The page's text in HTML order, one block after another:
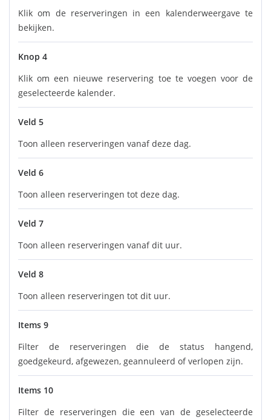
Klik om de reserveringen in een kalenderweergave te
bekijken.
Knop 4
Klik om een nieuwe reservering toe te voegen voor de
geselecteerde kalender.
Veld 5
Toon alleen reserveringen vanaf deze dag.
Veld 6
Toon alleen reserveringen tot deze dag.
Veld 7
Toon alleen reserveringen vanaf dit uur.
Veld 8
Toon alleen reserveringen tot dit uur.
Items 9
Filter de reserveringen die de status hangend,
goedgekeurd, afgewezen, geannuleerd of verlopen zijn.
Items 10
Filter de reserveringen die een van de geselecteerde